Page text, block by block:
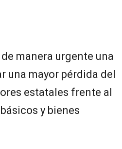
manera urgente una
una mayor pérdida del
estatales frente al
y bienes